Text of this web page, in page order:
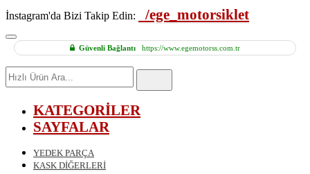
İnstagram'da Bizi Takip Edin: /ege_motorsiklet
Güvenli Bağlantı https://www.egemotorss.com.tr
Hızlı
Ürün
KATEGORİLER
SAYFALAR
YEDEK PARÇA
KASK DİĞERLERİ